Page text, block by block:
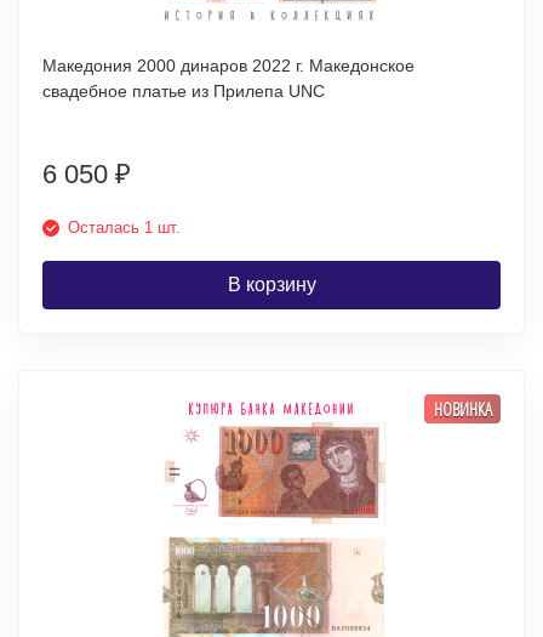
Македония 2000 динаров 2022 г. Македонское
свадебное платье из Прилепа UNC
6 050 ₽
Осталась 1 шт.
В корзину
НОВИНКА